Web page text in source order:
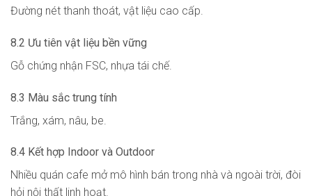
Đường nét thanh thoát, vật liệu cao cấp.
8.2 Ưu tiên vật liệu bền vững
Gỗ chứng nhận FSC, nhựa tái chế.
8.3 Màu sắc trung tính
Trắng, xám, nâu, be.
8.4 Kết hợp Indoor và Outdoor
Nhiều quán cafe mở mô hình bán trong nhà và ngoài trời, đòi
hỏi nội thất linh hoạt.